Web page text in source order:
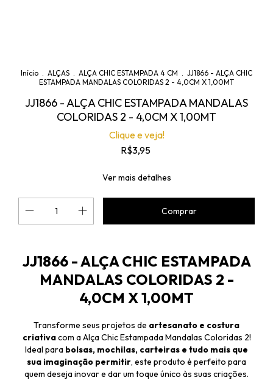
Início . ALÇAS . ALÇA CHIC ESTAMPADA 4 CM . JJ1866 - ALÇA CHIC
ESTAMPADA MANDALAS COLORIDAS 2 - 4,0CM X 1,00MT
JJ1866 - ALÇA CHIC ESTAMPADA MANDALAS
COLORIDAS 2 - 4,0CM X 1,00MT
Clique e veja!
R$3,95
Ver mais detalhes
JJ1866 - ALÇA CHIC ESTAMPADA
MANDALAS COLORIDAS 2 -
4,0CM X 1,00MT
Transforme seus projetos de artesanato e costura
criativacom a Alça Chic Estampada Mandalas Coloridas 2!
Ideal para bolsas, mochilas, carteiras e tudo mais que
sua imaginação permitir, este produto é perfeito para
quem deseja inovar e dar um toque único às suas criações.